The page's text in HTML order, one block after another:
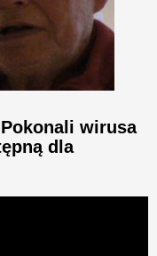
wirusa
dla